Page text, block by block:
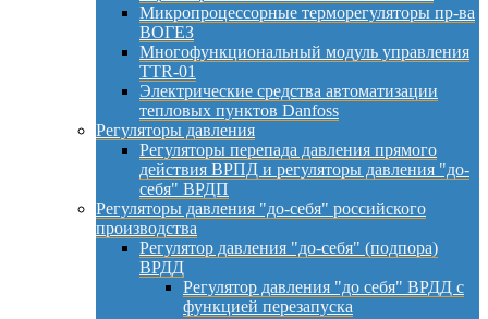
Микропроцессорные терморегуляторы пр-ва
ВОГЕЗ
Многофункциональный модуль управления
TTR-01
Электрические средства автоматизации
тепловых пунктов Danfoss
Регуляторы давления
Регуляторы перепада давления прямого
действия ВРПД и регуляторы давления "до-
себя" ВРДП
Регуляторы давления "до-себя" российского
производства
Регулятор давления "до-себя" (подпора)
ВРДД
Регулятор давления "до себя" ВРДД с
функцией перезапуска